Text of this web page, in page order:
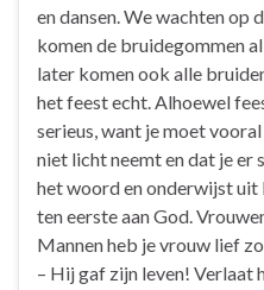
en dansen. We wachten op
komen de bruidegommen
later komen ook alle
het feest echt. Alhoewel
serieus, want je moet
niet licht neemt en dat je er
het woord en onderwijst uit
ten eerste aan God.
Mannen heb je vrouw lief
– Hij gaf zijn leven! Verlaat